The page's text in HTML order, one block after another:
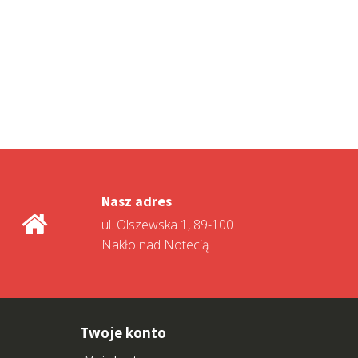
Nasz adres
ul. Olszewska 1, 89-100
Nakło nad Notecią
Twoje konto